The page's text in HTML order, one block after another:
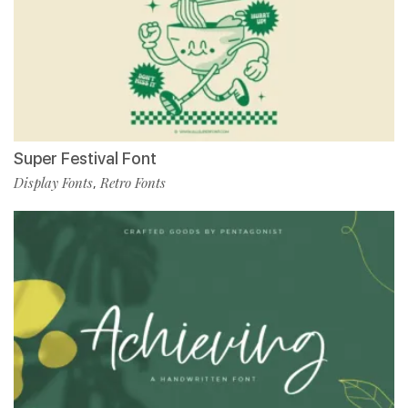
Super Festival Font
Display Fonts, Retro Fonts